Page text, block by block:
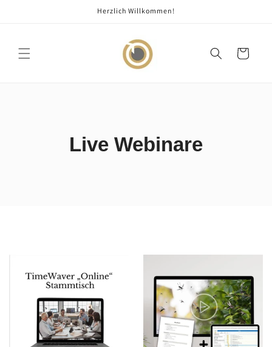
Herzlich Willkommen!
Warenkorb
Live Webinare